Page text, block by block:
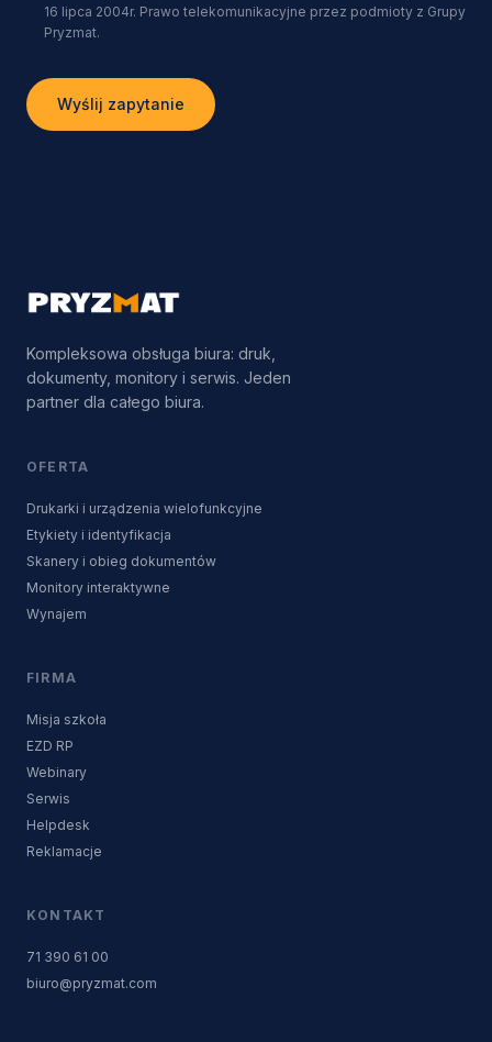
16 lipca 2004r. Prawo telekomunikacyjne przez podmioty z Grupy
Pryzmat.
Wyślij zapytanie
Kompleksowa obsługa biura: druk,
dokumenty, monitory i serwis. Jeden
partner dla całego biura.
OFERTA
Drukarki i urządzenia wielofunkcyjne
Etykiety i identyfikacja
Skanery i obieg dokumentów
Monitory interaktywne
Wynajem
FIRMA
Misja szkoła
EZD RP
Webinary
Serwis
Helpdesk
Reklamacje
KONTAKT
71 390 61 00
biuro@pryzmat.com